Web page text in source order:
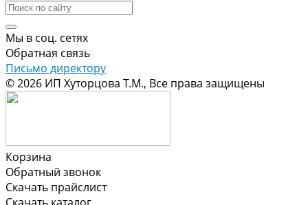
Мы в соц. сетях
Обратная связь
Письмо директору
© 2026 ИП Хуторцова Т.М., Все права защищены
Корзина
Обратный звонок
Скачать прайслист